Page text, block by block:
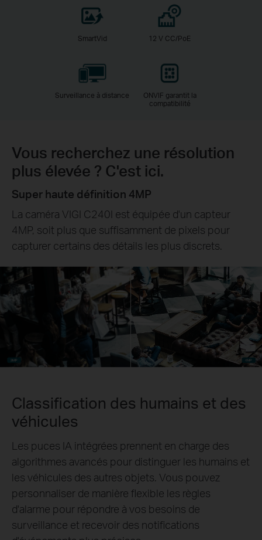
SmartVid 12 V CC/PoE
Surveillance à distance
ONVIF garantit la
compatibilité
Vous recherchez une résolution
plus élevée ? C'est ici.
Super haute définition 4MP
La caméra VIGI C240I est équipée d'un capteur
4MP, soit plus que suffisamment de pixels pour
capturer certains des détails les plus discrets.
Classification des humains et des
véhicules
Les puces IA intégrées prennent en charge des
algorithmes avancés pour distinguer les humains et
les véhicules des autres objets. Vous pouvez
personnaliser de manière flexible les règles
d'alarme pour répondre à vos besoins de
surveillance et recevoir des notifications